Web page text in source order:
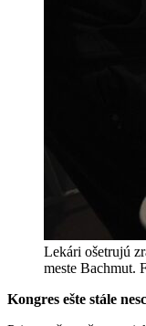
Lekári ošetrujú
meste Bachmut.
Kongres ešte stále